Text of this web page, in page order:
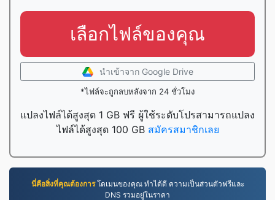
เลือกไฟล์ของคุณ
นำเข้าจาก Google Drive
*ไฟล์จะถูกลบหลังจาก 24 ชั่วโมง
แปลงไฟล์ได้สูงสุด 1 GB ฟรี ผู้ใช้ระดับโปรสามารถแปลง
ไฟล์ได้สูงสุด 100 GB สมัครสมาชิกเลย
นี่คือสิ่งที่คุณต้องการโดเมนของคุณ ทำได้ดี ความเป็นส่วนตัวฟรีและ
DNS รวมอยู่ในราคา